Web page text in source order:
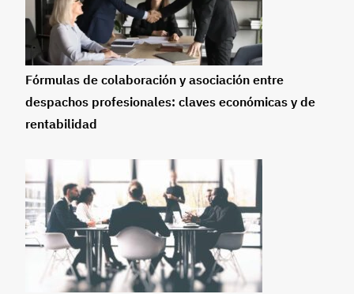
Fórmulas de colaboración y asociación entre
despachos profesionales: claves económicas y de
rentabilidad